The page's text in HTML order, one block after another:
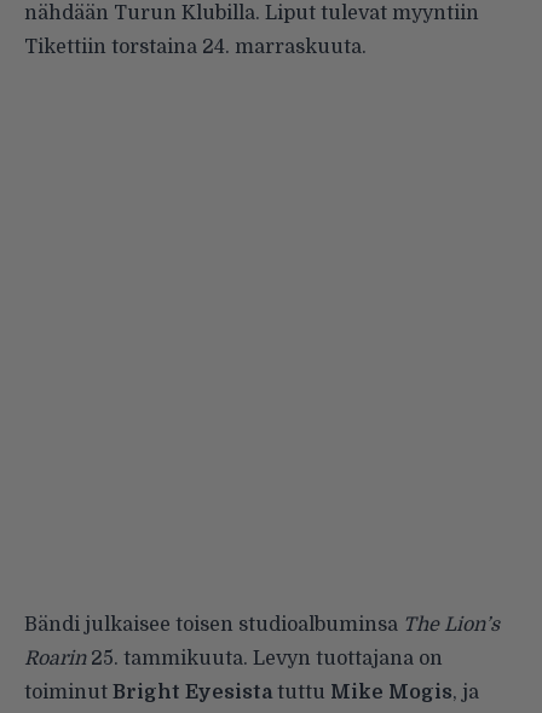
nähdään Turun Klubilla. Liput tulevat myyntiin
Tikettiin torstaina 24. marraskuuta.
Bändi julkaisee toisen studioalbuminsa The Lion’s
Roarin25. tammikuuta. Levyn tuottajana on
toiminut Bright Eyesistatuttu Mike Mogis, ja